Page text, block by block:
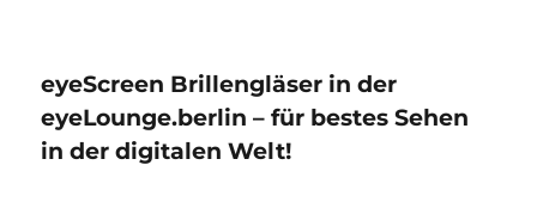
eyeScreen Brillengläser in der
eyeLounge.berlin – für bestes Sehen
in der digitalen Welt!